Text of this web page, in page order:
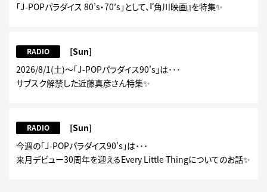
「J-POPパラダイス 80’s・70’s」として、『角川映画』を特集✨
RADIO
[Sun]
2026/8/1(土)～「J-POPパラダイス90's」は･･･
サブスク解禁した近藤真彦さん特集✨
RADIO
[Sun]
今週の「J-POPパラダイス90's」は･･･
来月デビュー30周年を迎えるEvery Little Thingについてのお話✨